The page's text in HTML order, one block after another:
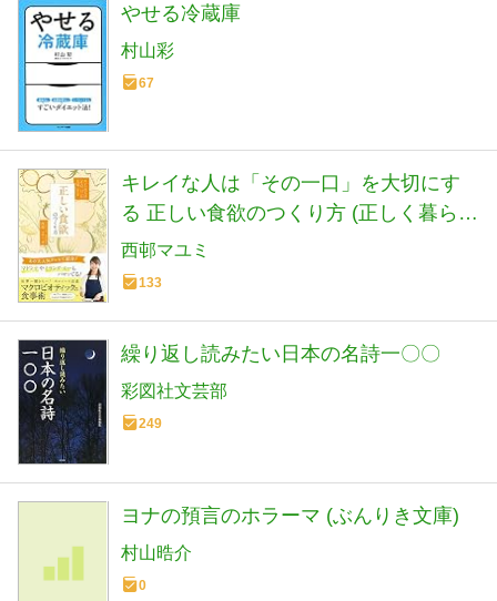
やせる冷蔵庫
村山彩
67
キレイな人は「その一口」を大切にす
る 正しい食欲のつくり方 (正しく暮らす
シリーズ)
西邨マユミ
133
繰り返し読みたい日本の名詩一〇〇
彩図社文芸部
249
ヨナの預言のホラーマ (ぶんりき文庫)
村山晧介
0